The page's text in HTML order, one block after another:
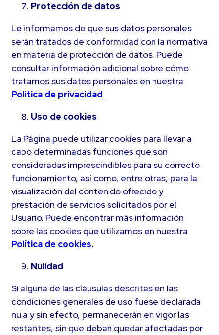
Protección de datos
Le informamos de que sus datos personales
serán tratados de conformidad con la normativa
en materia de protección de datos. Puede
consultar información adicional sobre cómo
tratamos sus datos personales en nuestra
Política de privacidad
Uso de cookies
La Página puede utilizar cookies para llevar a
cabo determinadas funciones que son
consideradas imprescindibles para su correcto
funcionamiento, así como, entre otras, para la
visualización del contenido ofrecido y
prestación de servicios solicitados por el
Usuario. Puede encontrar más información
sobre las cookies que utilizamos en nuestra
Política de cookies.
Nulidad
Si alguna de las cláusulas descritas en las
condiciones generales de uso fuese declarada
nula y sin efecto, permanecerán en vigor las
restantes, sin que deban quedar afectadas por